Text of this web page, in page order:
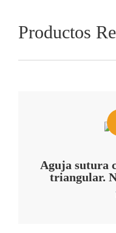
Productos
Aguja sutura
triangular.